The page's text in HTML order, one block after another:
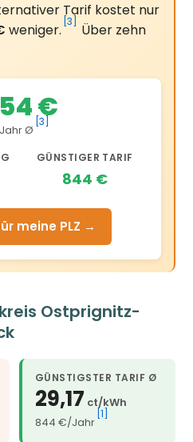
Tarif kostet nur
weniger. [3]
Über zehn
€
Ø
[3]
GÜNSTIGER TARIF
844 €
meine PLZ →
Ostprignitz-
GÜNSTIGSTER TARIF Ø
29,17 ct/kWh
844 €/Jahr
[1]